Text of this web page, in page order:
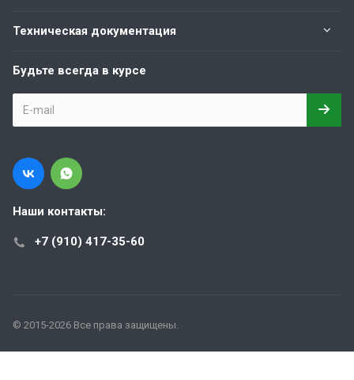
Техническая документация
Будьте всегда в курсе
Наши контакты:
+7 (910) 417-35-60
© 2015-2026 Все права защищены.